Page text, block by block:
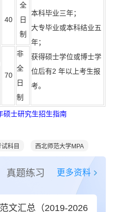
40
全
日
制
本科毕业三年；
大专毕业或本科结业五
年；
获得硕士学位或博士学
位后有2 年以上考生报
考。
70
非
全
日
制
硕士研究生招生指南
科目 西北师范大学MPA
真题练习 更多资料
文汇总（2019-2026